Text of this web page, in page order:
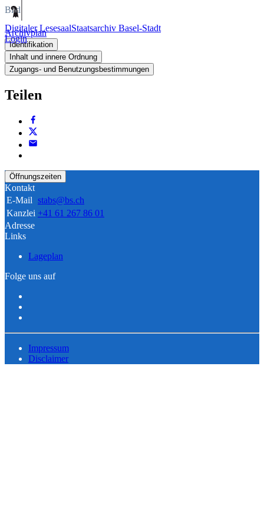
Digitaler LesesaalStaatsarchiv Basel-Stadt
Login
Bild
Archivplan
Identifikation
Inhalt und innere Ordnung
Zugangs- und Benutzungsbestimmungen
Teilen
Öffnungszeiten
Kontakt
E-Mail stabs@bs.ch
Kanzlei +41 61 267 86 01
Adresse
Links
Lageplan
Folge uns auf
Impressum
Disclaimer